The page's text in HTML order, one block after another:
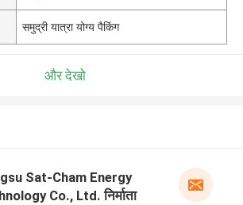
समुद्री यात्रा योग्य पैकिंग
और देखो
Sat-Cham Energy
Co., Ltd. निर्माता